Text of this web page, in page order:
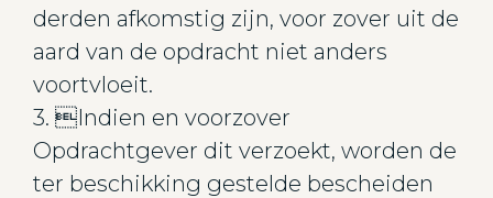
derden afkomstig zijn, voor zover uit de
aard van de opdracht niet anders
voortvloeit.
3. Indien en voorzover
Opdrachtgever dit verzoekt, worden de
ter beschikking gestelde bescheiden